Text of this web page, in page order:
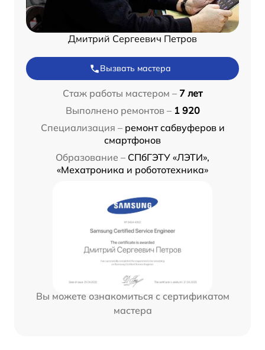
Дмитрий Сергеевич Петров
Вызвать мастера
Стаж работы мастером – 7 лет
Выполнено ремонтов – 1 920
Специализация – ремонт сабвуферов и
смартфонов
Образование – СПбГЭТУ «ЛЭТИ»,
«Мехатроника и робототехника»
Вы можете ознакомиться с сертификатом
мастера